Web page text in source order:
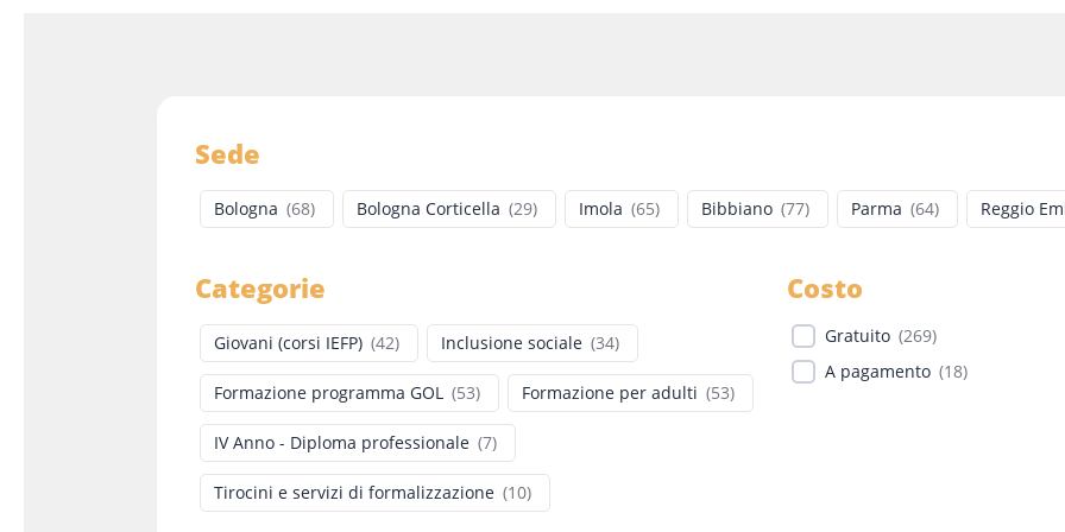
Sede
Bologna (68) Bologna Corticella (29) Imola (65) Bibbiano (77) Parma (64) Reggio
Categorie
Giovani (corsi IEFP) (42) Inclusione sociale (34)
Formazione programma GOL (53) Formazione per adulti (53)
IV Anno - Diploma professionale (7)
Tirocini e servizi di formalizzazione (10)
Costo
Gratuito (269)
A pagamento (18)